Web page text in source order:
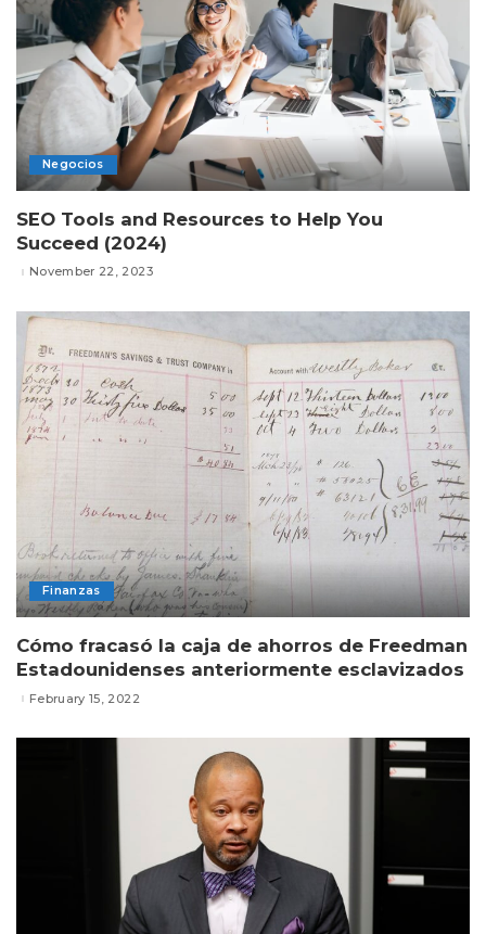
Negocios
SEO Tools and Resources to Help You
Succeed (2024)
November 22, 2023
Finanzas
Cómo fracasó la caja de ahorros de Freedman
Estadounidenses anteriormente esclavizados
February 15, 2022